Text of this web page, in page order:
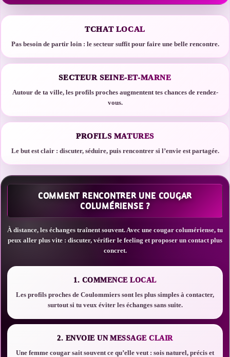
TCHAT LOCAL
Pas besoin de partir loin : le secteur suffit pour faire une belle rencontre.
SECTEUR SEINE-ET-MARNE
Autour de ta ville, les profils proches augmentent tes chances de rendez-
vous.
PROFILS MATURES
Le but est clair : discuter, séduire, puis rencontrer si l’envie est partagée.
COMMENT RENCONTRER UNE COUGAR
COLUMÉRIENSE ?
À distance, les échanges traînent souvent. Avec une cougar columériense, tu
peux aller plus vite : discuter, vérifier le feeling et proposer un contact plus
concret.
1. COMMENCE LOCAL
Les profils proches de Coulommiers sont les plus simples à contacter,
surtout si tu veux éviter les échanges sans suite.
2. ENVOIE UN MESSAGE CLAIR
Une femme cougar sait souvent ce qu’elle veut : sois naturel, précis et